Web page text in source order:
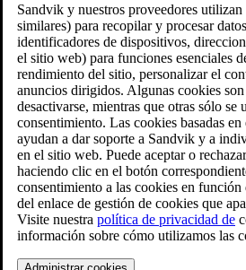
Sandvik y nuestros proveedores
similares) para recopilar y procesar
identificadores de dispositivos,
el sitio web) para funciones esenciales
rendimiento del sitio, personalizar el
anuncios dirigidos. Algunas cookies
desactivarse, mientras que otras sólo se
consentimiento. Las cookies basadas
ayudan a dar soporte a Sandvik y a
en el sitio web. Puede aceptar o
haciendo clic en el botón
consentimiento a las cookies en
del enlace de gestión de cookies que
Visite nuestra política de privacidad de
información sobre cómo utilizamos las